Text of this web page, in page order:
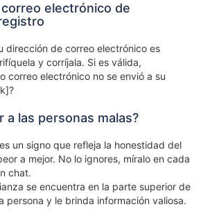
electrónico de
dirección de correo electrónico es
y corríjala. Si es válida,
correo electrónico no se envió a su
a las personas malas?
un signo que refleja la honestidad del
a mejor. No lo ignores, míralo en cada
chat.
se encuentra en la parte superior de
persona y le brinda información valiosa.